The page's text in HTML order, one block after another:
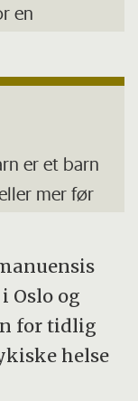
en
seg om
for noe
man
er et barn
mer før
37 i
tidlig.
Oslo og
for tidlig
helse